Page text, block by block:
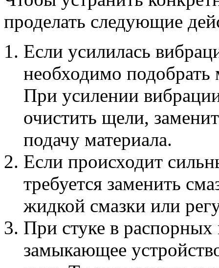
проделать следующие
Если усилилась
необходимо
При усилении
очистить щели,
подачу материала.
Если происходит
требуется заменить
жидкой смазки или
При стуке в
замыкающее